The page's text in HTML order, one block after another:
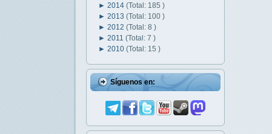
► 2014 (Total: 185 )
► 2013 (Total: 100 )
► 2012 (Total: 8 )
► 2011 (Total: 7 )
► 2010 (Total: 15 )
Síguenos en: